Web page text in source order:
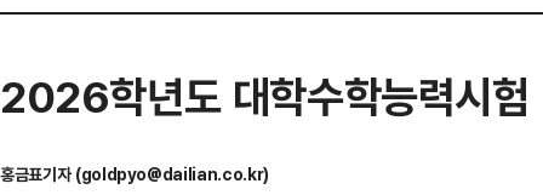
2026학년도 대학수학능력시
홍금표기자 (goldpyo@dailian.co.kr)